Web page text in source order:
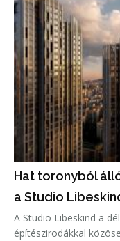
Hat toronyból
a Studio
A Studio Libeskind a
építészirodákkal